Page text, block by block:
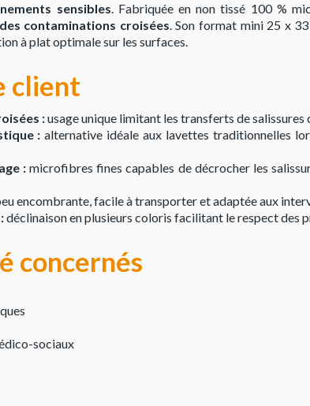
sensibles. Fabriquée en non tissé 100 %
contaminations croisées. Son format mini 25 x
à plat optimale sur les surfaces.
client
:usage unique limitant les transferts de salissures
:alternative idéale aux lavettes traditionnelles
: microfibres fines capables de décrocher les
encombrante, facile à transporter et adaptée aux
déclinaison en plusieurs coloris facilitant le respect des
concernés
sociaux